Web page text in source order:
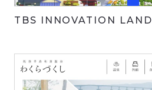
TBS INNOVATION LAND